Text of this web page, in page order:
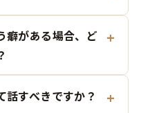
癖がある場合、ど
話すべきですか？